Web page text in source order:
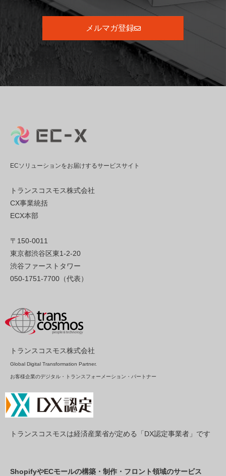
メルマガ登録
ECソリューションをお届けするサービスサイト
トランスコスモス株式会社
CX事業統括
ECX本部
〒150-0011
東京都渋谷区東1-2-20
渋谷ファーストタワー
050-1751-7700（代表）
トランスコスモス株式会社
Global Digital Transformation Partner.
お客様企業のデジタル・トランスフォーメーション・パートナー
トランスコスモスは経済産業省が定める「DX認定事業者」です
ShopifyやECモールの構築・制作・フロント領域のサービス